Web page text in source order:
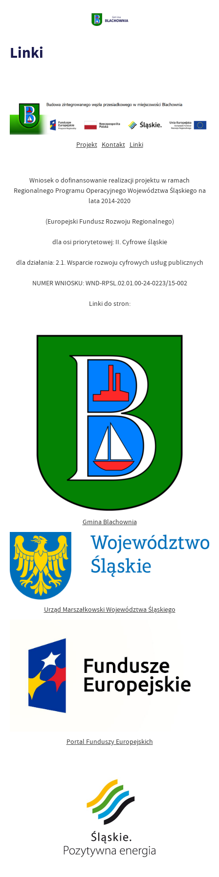
Linki
Projekt Kontakt Linki
Wniosek o dofinansowanie realizacji projektu w ramach
Regionalnego Programu Operacyjnego Województwa Śląskiego na
lata 2014-2020
(Europejski Fundusz Rozwoju Regionalnego)
dla osi priorytetowej: II. Cyfrowe śląskie
dla działania: 2.1. Wsparcie rozwoju cyfrowych usług publicznych
NUMER WNIOSKU: WND-RPSL.02.01.00-24-0223/15-002
Linki do stron:
Gmina Blachownia
Urząd Marszałkowski Województwa Śląskiego
Portal Funduszy Europejskich